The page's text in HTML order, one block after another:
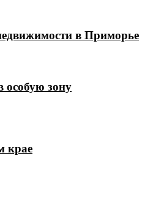
в Приморье
особую зону
крае